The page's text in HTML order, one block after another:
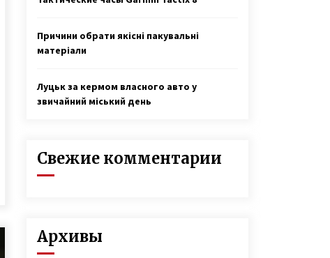
тюрьме Шри-Ланки по ложному
3 года ago
Причини обрати якісні пакувальні
матеріали
Луцьк за кермом власного авто у
звичайний міський день
Свежие комментарии
Архивы